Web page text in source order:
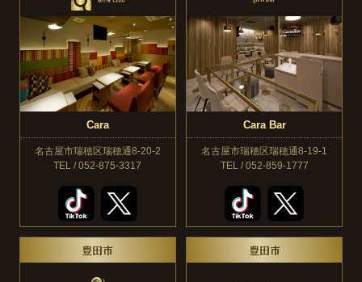
Cara
名古屋市瑞穂区瑞穂通8-20-2
TEL / 052-875-3317
Cara Bar
名古屋市瑞穂区瑞穂通8-19-1
TEL / 052-859-1777
豊田市 豊田市